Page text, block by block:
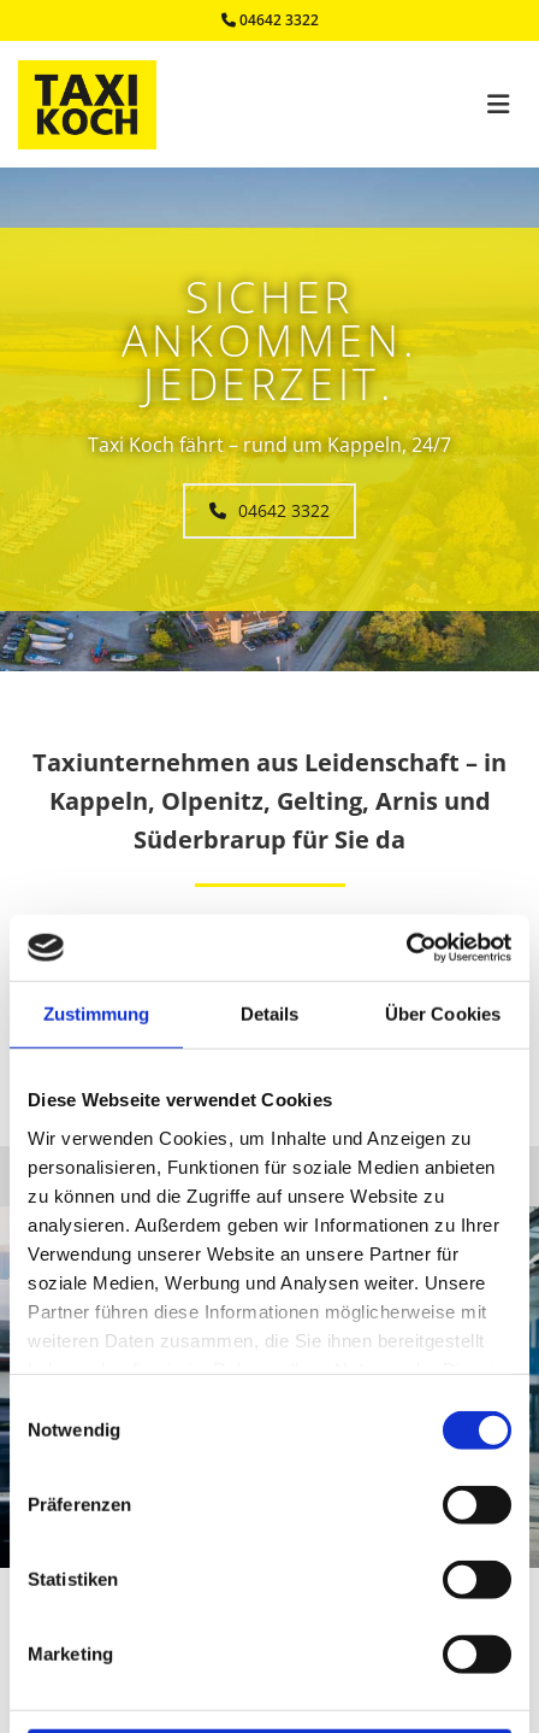
Zustimmung Details Über Cookies
Diese Webseite verwendet Cookies
Wir verwenden Cookies, um Inhalte und Anzeigen zu
personalisieren, Funktionen für soziale Medien anbieten
zu können und die Zugriffe auf unsere Website zu
analysieren. Außerdem geben wir Informationen zu Ihrer
Verwendung unserer Website an unsere Partner für
soziale Medien, Werbung und Analysen weiter. Unsere
Partner führen diese Informationen möglicherweise mit
weiteren Daten zusammen, die Sie ihnen bereitgestellt
Einwilligungsauswahl
Notwendig
Präferenzen
Statistiken
Marketing
 04642 3322
SICHER
ANKOMMEN.
JEDERZEIT.
Taxi Koch fährt – rund um Kappeln, 24/7
04642 3322
Taxiunternehmen aus Leidenschaft – in
Kappeln, Olpenitz, Gelting, Arnis und
Süderbrarup für Sie da
Taxi Koch steht seit über 50 Jahren für verlässliche
Mobilität in Kappeln und der gesamten Schleiregion.
Aus Leidenschaft geführt: Herr Koch hat das
Unternehmen von seinem Vater übernommen und
Von Kappeln über Olpenitz, Gelting und Arnis bis nach
Süderbrarup kennen wir jede Abkürzung, jeden